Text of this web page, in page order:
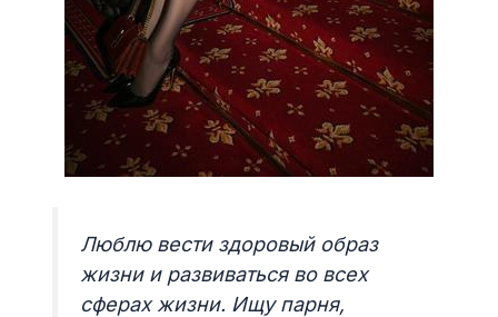
Люблю вести здоровый образ
жизни и развиваться во всех
сферах жизни. Ищу парня,